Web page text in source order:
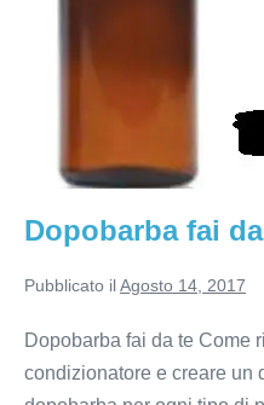
Dopobarba fai
Pubblicato ilAgosto 14, 2017
Dopobarba fai da te Come
condizionatore e creare un